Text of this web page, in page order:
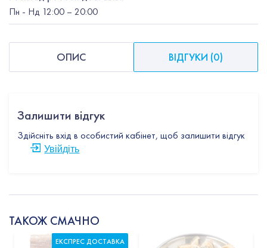
Пн - Нд 12:00 – 20:00
ОПИС ВІДГУКИ (0)
Залишити відгук
Здійсніть вхід в особистий кабінет, щоб залишити відгук
Увійдіть
ТАКОЖ СМАЧНО
ЕКСПРЕС ДОСТАВКА